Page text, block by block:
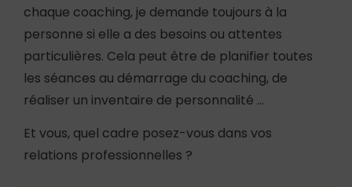
chaque coaching, je demande toujours à la
personne si elle a des besoins ou attentes
particulières. Cela peut être de planifier toutes
les séances au démarrage du coaching, de
réaliser un inventaire de personnalité …
Et vous, quel cadre posez-vous dans vos
relations professionnelles ?